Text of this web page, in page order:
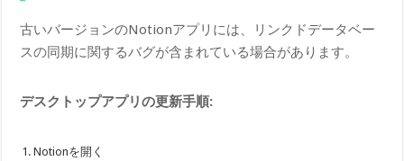
古いバージョンのNotionアプリには、リンクドデータベー
スの同期に関するバグが含まれている場合があります。
デスクトップアプリの更新手順:
Notionを開く